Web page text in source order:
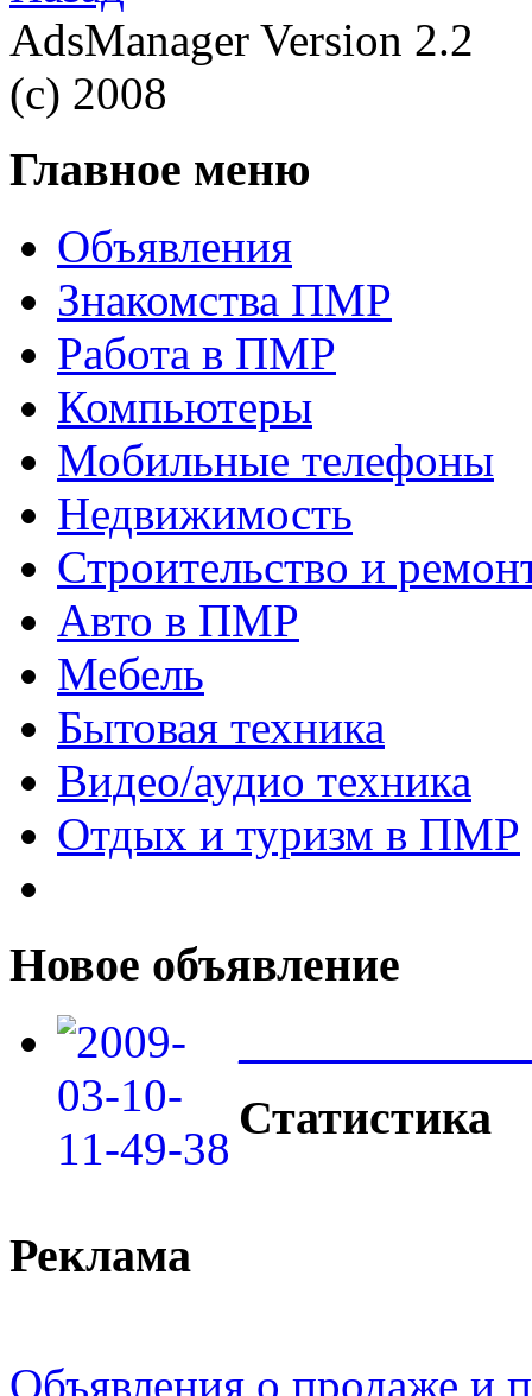
AdsManager Version 2.2
(c) 2008
Главное меню
Объявления
Знакомства ПМР
Работа в ПМР
Компьютеры
Мобильные телефоны
Недвижимость
Строительство и
Авто в ПМР
Мебель
Бытовая техника
Видео/аудио техника
Отдых и туризм в ПМР
Новое объявление
Статистика
Реклама
Объявления о продаже и